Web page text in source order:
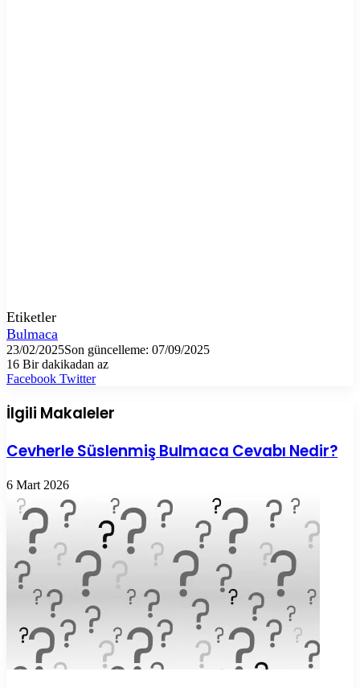
Etiketler
Bulmaca
23/02/2025Son güncelleme: 07/09/2025
16 Bir dakikadan az
Facebook TwitterLinkedIn
Tumblr
Pinterest
Reddit
VKontakte
E-
ile
paylaş
Yazdır
İlgili Makaleler
Cevherle Süslenmiş Bulmaca Cevabı Nedir?
6 Mart 2026